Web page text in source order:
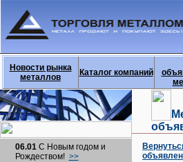
Новости рынка
металлов
Каталог компаний
06.01С Новым годом и
Рождеством! >>